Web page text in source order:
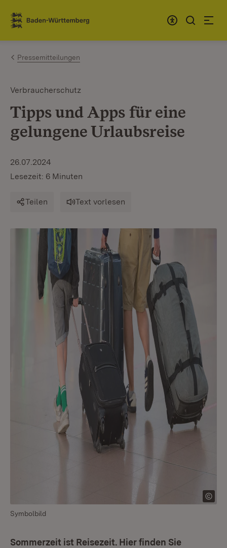
Zum Inhalt springen
Link zur Startseite
Pressemitteilungen
Verbraucherschutz
Tipps und Apps für eine
gelungene Urlaubsreise
26.07.2024
Lesezeit: 6 Minuten
Teilen Text vorlesen
Symbolbild
Sommerzeit ist Reisezeit. Hier finden Sie